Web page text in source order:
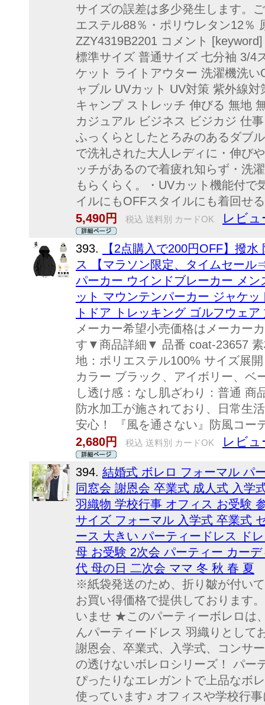
サイズの誤差は多少発生します。
エステル88％・ポリウレタン12％
ZZY4319B2201 コメント
標準サイズ 普通サイズ 七分袖 3/4
ケット ライトアウター 洗濯機洗
ャブル UVカット UV対策 紫外線
キャンプ ストレッチ 伸びる 無地
カジュアル ビジネス ビジカジ 仕
ふっくらとしたとろみのあるダブ
で洗礼された大人レディに・伸び
ッチがあるので着疲れ知らず・洗
もらくらく。・UVカット機能付
イルにもOFFスタイルにも着回せ
5,490円
税込 送料別 カードOK レビュ
393.
【2点購入で200円OFF】撥
ス 【マラソン限定、タイムセー
パーカー ウインドブレーカー メ
ット マウンテンパーカー ジャケ
トドア トレッキング ゴルフウェ
メーカー希望小売価格はメーカー
す▼商品詳細▼ 品番 coat-23657 素
地：ポリエステル100% サイズ展
カラー ブラック、アイボリー、ベ
し透け感：なし肌ざわり：普通 商
防水加工が施されており、日常生
安心！ 『風を通さない』防風コー
2,680円
税込 送料別 カードOK レビュ
394. 結婚式 ボレロ フォーマル パ
同窓会 謝恩会 卒業式 成人式 入学
羽織物 学校行事 オフィス お受験
サイズ フォーマル 入学式 卒業式
ース 大きい パーティードレス ド
母 お受験 2次会 パーティー カー
代 母の日 二次会 ママ 冬 秋 春 夏
※紙袋発送のため、折り皺が付い
お買い得価格で提供しております
いませ ★このパーティーボレロは
んパーティードレス 羽織りとして
謝恩会、卒業式、入学式、コンサ
の透けないボレロシリーズ！ パー
ぴったりなエレガントで上品なボ
使っています♪ オフィスや学校行